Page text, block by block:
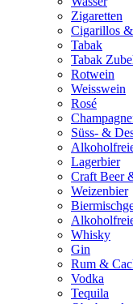
Zigaretten
Cigarillos
Tabak
Tabak
Rotwein
Weisswein
Rosé
Süss- &
Lagerbier
Craft Beer
Weizenbier
Whisky
Gin
Rum &
Vodka
Tequila